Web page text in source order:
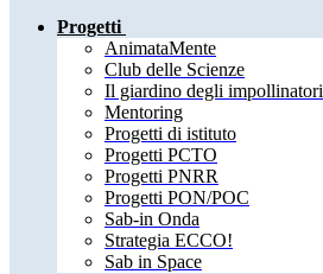
Progetti
AnimataMente
Club delle Scienze
Il giardino degli impollinatori
Mentoring
Progetti di istituto
Progetti PCTO
Progetti PNRR
Progetti PON/POC
Sab-in Onda
Strategia ECCO!
Sab in Space